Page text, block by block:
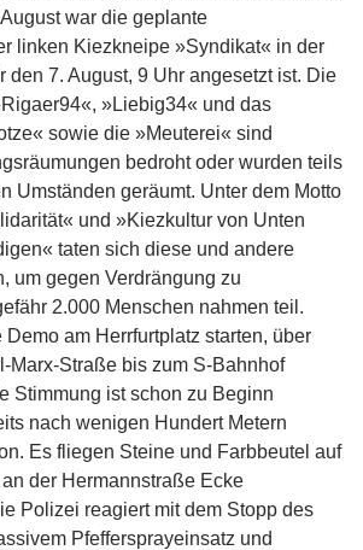
war die geplante
linken Kiez­kneipe »Syndikat« in der
den 7. August, 9 Uhr angesetzt ist. Die
»Liebig34« und das
sowie die »Meuterei« sind
bedroht oder wurden teils
Umständen geräumt. Unter dem Motto
und »Kiezkultur von Unten
taten sich diese und andere
um gegen Verdrängung zu
2.000 Menschen nahmen teil.
am Herrfurtplatz starten, über
Marx-Straße bis zum S-Bahnhof
Stimmung ist schon zu Beginn
nach wenigen Hundert Metern
Es fliegen Steine und Farbbeutel auf
der Hermannstraße Ecke
Polizei reagiert mit dem Stopp des
Pfeffersprayeinsatz und